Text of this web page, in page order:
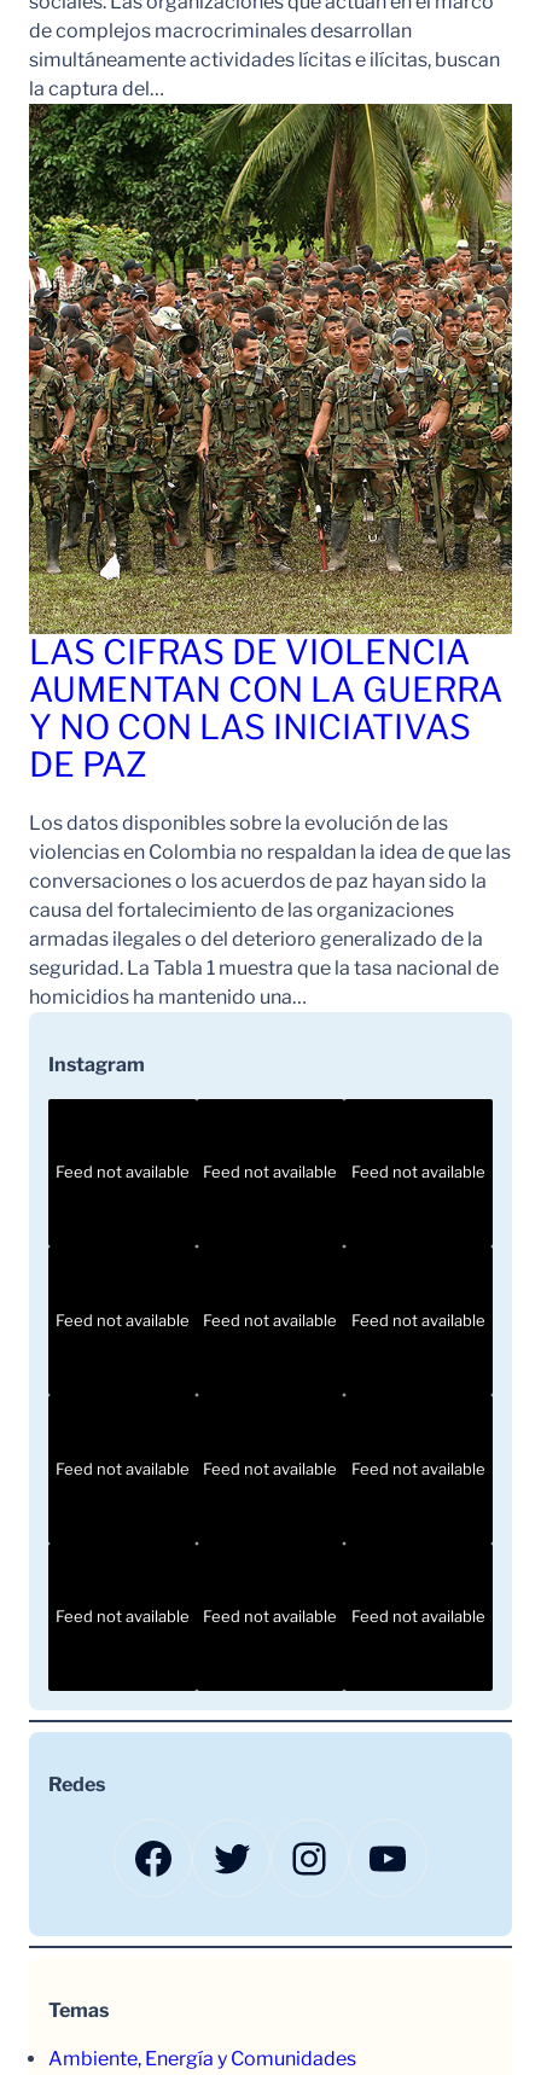
de complejos macrocriminales desarrollan
simultáneamente actividades lícitas e ilícitas, buscan
la captura del…
LAS CIFRAS DE VIOLENCIA
AUMENTAN CON LA GUERRA
Y NO CON LAS INICIATIVAS
DE PAZ
Los datos disponibles sobre la evolución de las
violencias en Colombia no respaldan la idea de que las
conversaciones o los acuerdos de paz hayan sido la
causa del fortalecimiento de las organizaciones
armadas ilegales o del deterioro generalizado de la
seguridad. La Tabla 1 muestra que la tasa nacional de
homicidios ha mantenido una…
Instagram
Feed not available Feed not available Feed not available
Feed not available Feed not available Feed not available
Feed not available Feed not available Feed not available
Feed not available Feed not available Feed not available
Redes
Facebook Twitter Instagram YouTube
Temas
Ambiente, Energía y Comunidades